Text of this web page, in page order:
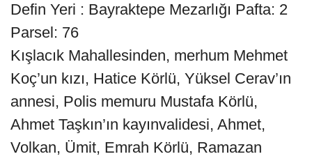
Defin Yeri : Bayraktepe Mezarlığı Pafta: 2
Parsel: 76
Kışlacık Mahallesinden, merhum Mehmet
Koç’un kızı, Hatice Körlü, Yüksel Cerav’ın
annesi, Polis memuru Mustafa Körlü,
Ahmet Taşkın’ın kayınvalidesi, Ahmet,
Volkan, Ümit, Emrah Körlü, Ramazan